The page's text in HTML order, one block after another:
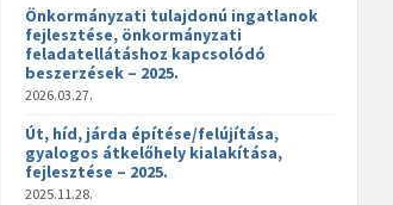
Önkormányzati tulajdonú ingatlanok
fejlesztése, önkormányzati
feladatellátáshoz kapcsolódó
beszerzések – 2025.
2026.03.27.
Út, híd, járda építése/felújítása,
gyalogos átkelőhely kialakítása,
fejlesztése – 2025.
2025.11.28.